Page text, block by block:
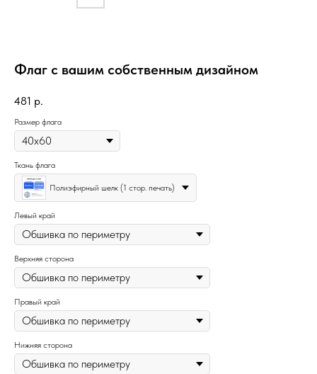
Флаг с вашим собственным дизайном
481 р.
Размер флага
Ткань флага
Полиэфирный шелк (1 стор. печать)
Левый край
Верхняя сторона
Правый край
Нижняя сторона